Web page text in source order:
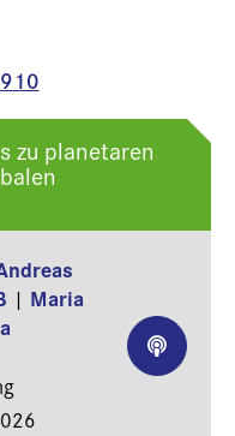
910
zu planetaren
| Maria